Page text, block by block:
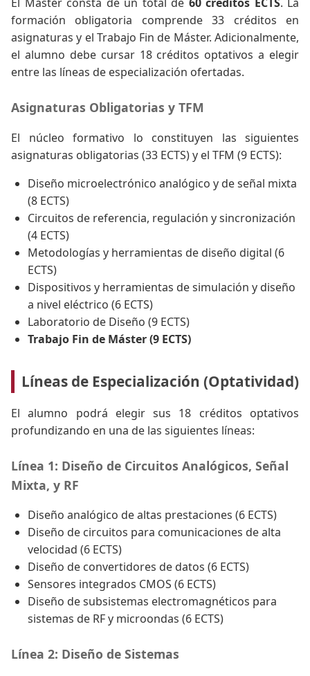
formación obligatoria comprende 33 créditos en
asignaturas y el Trabajo Fin de Máster. Adicionalmente,
el alumno debe cursar 18 créditos optativos a elegir
entre las líneas de especialización ofertadas.
Asignaturas Obligatorias y TFM
El núcleo formativo lo constituyen las siguientes
asignaturas obligatorias (33 ECTS) y el TFM (9 ECTS):
Diseño microelectrónico analógico y de señal mixta
(8 ECTS)
Circuitos de referencia, regulación y sincronización
(4 ECTS)
Metodologías y herramientas de diseño digital (6
ECTS)
Dispositivos y herramientas de simulación y diseño
a nivel eléctrico (6 ECTS)
Laboratorio de Diseño (9 ECTS)
Trabajo Fin de Máster (9 ECTS)
Líneas de Especialización (Optatividad)
El alumno podrá elegir sus 18 créditos optativos
profundizando en una de las siguientes líneas:
Línea 1: Diseño de Circuitos Analógicos, Señal
Mixta, y RF
Diseño analógico de altas prestaciones (6 ECTS)
Diseño de circuitos para comunicaciones de alta
velocidad (6 ECTS)
Diseño de convertidores de datos (6 ECTS)
Sensores integrados CMOS (6 ECTS)
Diseño de subsistemas electromagnéticos para
sistemas de RF y microondas (6 ECTS)
Línea 2: Diseño de Sistemas